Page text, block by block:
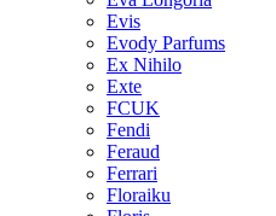
Evis
Evody Parfums
Ex Nihilo
Exte
FCUK
Fendi
Feraud
Ferrari
Floraiku